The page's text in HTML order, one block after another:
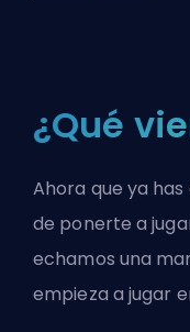
¿Qué
Ahora que ya
de ponerte a
echamos una
empieza a jugar